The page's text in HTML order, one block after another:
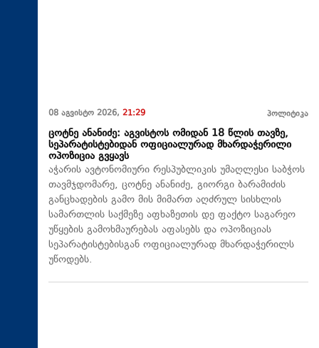
08 აგვისტო 2026, 21:29 პოლიტიკა
ცოტნე ანანიძე: აგვისტოს ომიდან 18 წლის თავზე,
სეპარატისტებიდან ოფიციალურად მხარდაჭერილი
ოპოზიცია გვყავს
აჭარის ავტონომიური რესპუბლიკის უმაღლესი საბჭოს
თავმჯდომარე, ცოტნე ანანიძე, გიორგი ბარამიძის
განცხადების გამო მის მიმართ აღძრულ სისხლის
სამართლის საქმეზე აფხაზეთის დე ფაქტო საგარეო
უწყების გამოხმაურებას აფასებს და ოპოზიციას
სეპარატისტებისგან ოფიციალურად მხარდაჭერილს
უწოდებს.